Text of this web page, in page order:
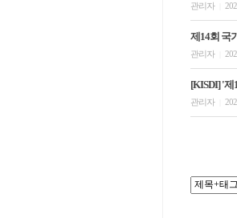
관리자
제14회 국
관리자
[KISDI] '
관리자